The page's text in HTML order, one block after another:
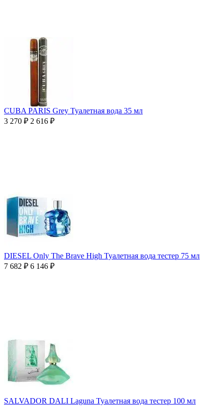
CUBA PARIS Grey Туалетная вода 35 мл
3 270 ₽ 2 616 ₽
DIESEL Only The Brave High Туалетная вода тестер 75 мл
7 682 ₽ 6 146 ₽
SALVADOR DALI Laguna Туалетная вода тестер 100 мл